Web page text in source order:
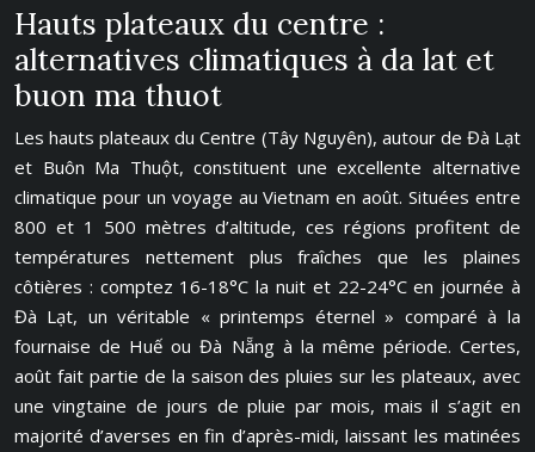
Hauts plateaux du centre :
alternatives climatiques à da lat et
buon ma thuot
Les hauts plateaux du Centre (Tây Nguyên), autour de Đà Lạt
et Buôn Ma Thuột, constituent une excellente alternative
climatique pour un voyage au Vietnam en août. Situées entre
800 et 1 500 mètres d’altitude, ces régions profitent de
températures nettement plus fraîches que les plaines
côtières : comptez 16-18°C la nuit et 22-24°C en journée à
Đà Lạt, un véritable « printemps éternel » comparé à la
fournaise de Huế ou Đà Nẵng à la même période. Certes,
août fait partie de la saison des pluies sur les plateaux, avec
une vingtaine de jours de pluie par mois, mais il s’agit en
majorité d’averses en fin d’après-midi, laissant les matinées